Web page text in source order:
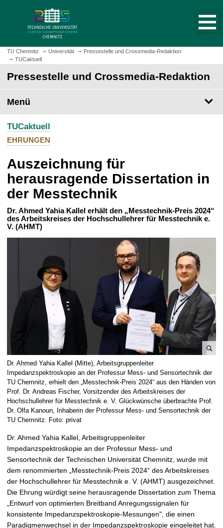
m
H
t
s
i
e
a
u
f
r
f
e
n
TU Chemnitz Universität
Pressestelle und Crossmedia-Redaktion
TUCaktuell
Pressestelle und Crossmedia-Redaktion
Menü
TUCaktuell
EHRUNGEN
Auszeichnung für
herausragende Dissertation in
der Messtechnik
Dr. Ahmed Yahia Kallel erhält den „Messtechnik-Preis 2024“
des Arbeitskreises der Hochschullehrer für Messtechnik e.
V. (AHMT)
B
i
l
d
v
e
g
r
ö
ß
e
r
n
Dr. Ahmed Yahia Kallel (Mitte), Arbeitsgruppenleiter
Impedanzspektroskopie an der Professur Mess- und Sensortechnik der
TU Chemnitz, erhielt den „Messtechnik-Preis 2024“ aus den Händen von
Prof. Dr. Andreas Fischer, Vorsitzender des Arbeitskreises der
Hochschullehrer für Messtechnik e. V. Glückwünsche überbrachte Prof.
Dr. Olfa Kanoun, Inhaberin der Professur Mess- und Sensortechnik der
TU Chemnitz. Foto: privat
Dr. Ahmed Yahia Kallel, Arbeitsgruppenleiter
Impedanzspektroskopie an der Professur Mess- und
Sensortechnik der Technischen Universität Chemnitz, wurde mit
dem renommierten „Messtechnik-Preis 2024“ des Arbeitskreises
der Hochschullehrer für Messtechnik e. V. (AHMT) ausgezeichnet.
Die Ehrung würdigt seine herausragende Dissertation zum Thema
„Entwurf von optimierten Breitband Anregungssignalen für
konsistente Impedanzspektroskopie-Messungen", die einen
Paradigmenwechsel in der Impedanzspektroskopie eingeleitet hat.